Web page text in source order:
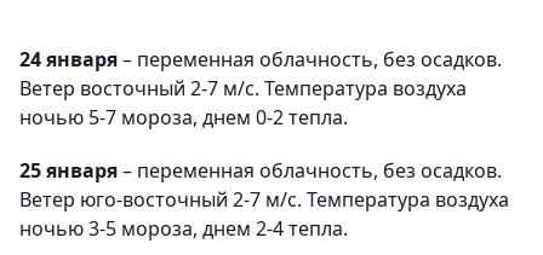
24 января– переменная облачность, без осадков.
Ветер восточный 2-7 м/с. Температура воздуха
ночью 5-7 мороза, днем 0-2 тепла.
25 января– переменная облачность, без осадков.
Ветер юго-восточный 2-7 м/с. Температура воздуха
ночью 3-5 мороза, днем 2-4 тепла.